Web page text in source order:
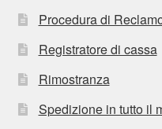
Procedura di
Registratore di cassa
Rimostranza
Spedizione in tutto il